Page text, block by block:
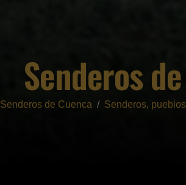
Senderos
Senderos de Cuenca Senderos,